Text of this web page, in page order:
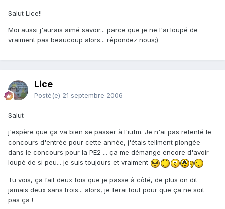
Salut Lice!!
Moi aussi j'aurais aimé savoir... parce que je ne l'ai loupé de
vraiment pas beaucoup alors... répondez nous;)
Lice
Posté(e) 21 septembre 2006
Salut
j'espère que ça va bien se passer à l'iufm. Je n'ai pas retenté le
concours d'entrée pour cette année, j'étais tellment plongée
dans le concours pour la PE2 ... ça me démange encore d'avoir
loupé de si peu... je suis toujours et vraiment
Tu vois, ça fait deux fois que je passe à côté, de plus on dit
jamais deux sans trois... alors, je ferai tout pour que ça ne soit
pas ça !